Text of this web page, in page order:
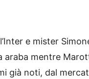
e mister
mentre
già noti, dal